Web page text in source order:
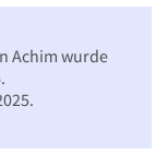
Achim wurde